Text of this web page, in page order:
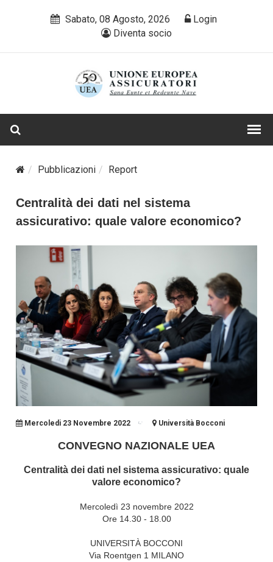
Sabato, 08 Agosto, 2026
Login
Diventa socio
Pubblicazioni Report
Centralità dei dati nel sistema
assicurativo: quale valore economico?
Mercoledi 23 Novembre 2022 Università Bocconi
CONVEGNO NAZIONALE UEA
Centralità dei dati nel sistema assicurativo: quale
valore economico?
Mercoledì 23 novembre 2022
Ore 14.30 - 18.00
UNIVERSITÀ BOCCONI
Via Roentgen 1 MILANO